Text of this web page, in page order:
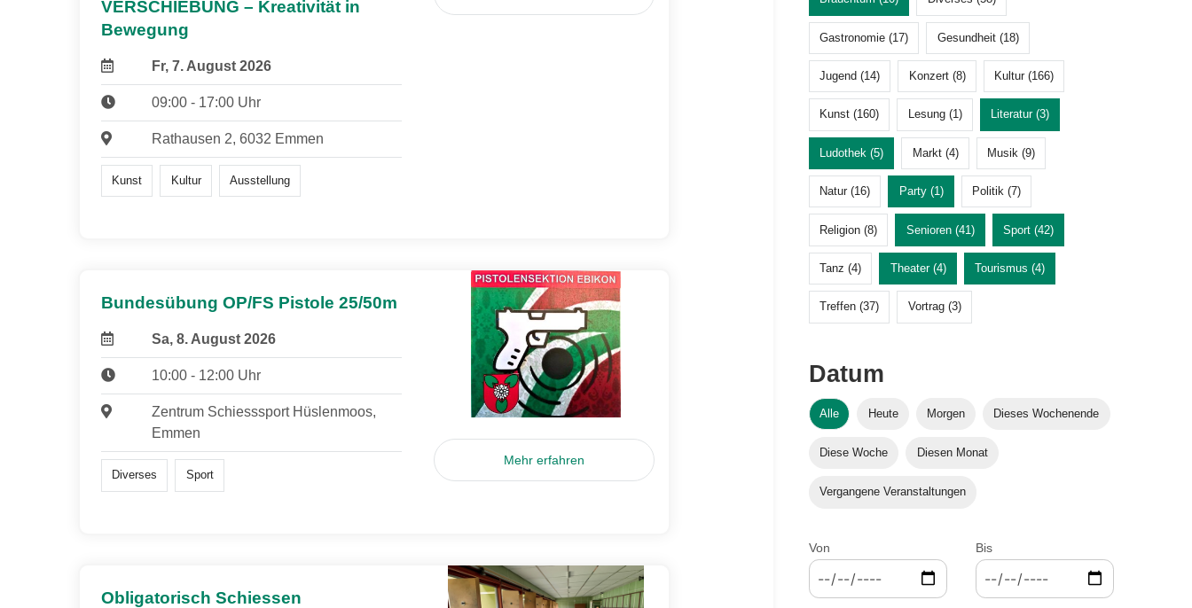
VERSCHIEBUNG – Kreativität in
Bewegung
Fr, 7. August 2026
09:00 - 17:00 Uhr
Rathausen 2, 6032 Emmen
Kunst Kultur Ausstellung
Bundesübung OP/FS Pistole 25/50m
Sa, 8. August 2026
10:00 - 12:00 Uhr
Zentrum Schiesssport Hüslenmoos,
Emmen
Diverses Sport
Mehr erfahren
Obligatorisch Schiessen
Gastronomie (17) Gesundheit (18)
Jugend (14) Konzert (8) Kultur (166)
Kunst (160) Lesung (1) Literatur (3)
Ludothek (5) Markt (4) Musik (9)
Natur (16) Party (1) Politik (7)
Religion (8) Senioren (41) Sport (42)
Tanz (4) Theater (4) Tourismus (4)
Treffen (37) Vortrag (3)
Datum
Alle Heute Morgen Dieses Wochenende
Diese Woche Diesen Monat
Vergangene Veranstaltungen
Von Bis